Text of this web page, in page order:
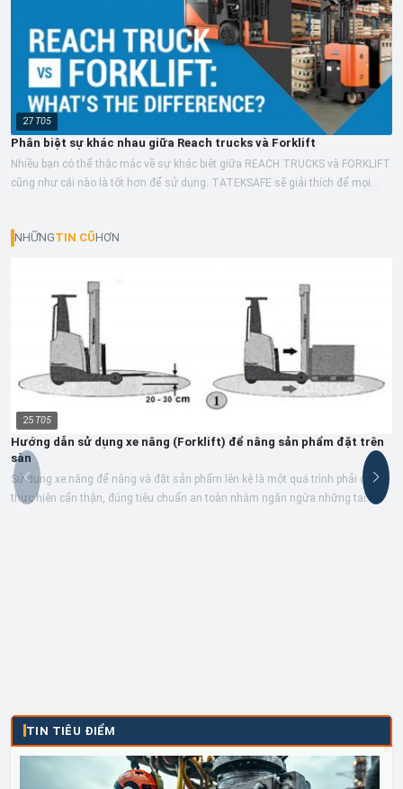
27 T05
Phân biệt sự khác nhau giữa Reach trucks và Forklift
Nhiều bạn có thể thắc mắc về sự khác biệt giữa REACH TRUCKS và FORKLIFT
cũng như cái nào là tốt hơn để sử dụng. TATEKSAFE sẽ giải thích để mọi
NHỮNGTIN CŨHƠN
25 T05
Hướng dẫn sử dụng xe nâng (Forklift) để nâng sản phẩm đặt trên
sàn
Sử dụng xe nâng để nâng và đặt sản phẩm lên kệ là một quá trình phải được
thực hiện cẩn thận, đúng tiêu chuẩn an toàn nhằm ngăn ngừa những tai
TIN TIÊU ĐIỂM